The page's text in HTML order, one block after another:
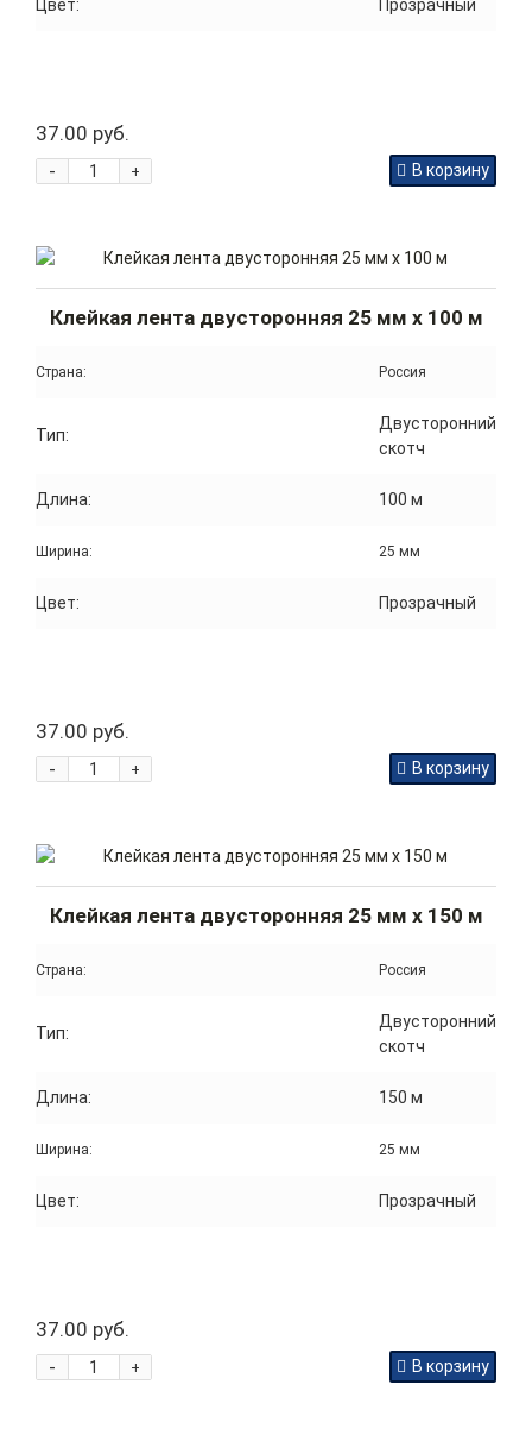
Цвет: Прозрачный
37.00 руб.
+
- В корзину
Клейкая лента двусторонняя 25 мм x 100 м
Страна: Россия
Тип:
Двусторонний
скотч
Длина: 100 м
Ширина: 25 мм
Цвет: Прозрачный
37.00 руб.
+
- В корзину
Клейкая лента двусторонняя 25 мм x 150 м
Страна: Россия
Тип:
Двусторонний
скотч
Длина: 150 м
Ширина: 25 мм
Цвет: Прозрачный
37.00 руб.
+
- В корзину